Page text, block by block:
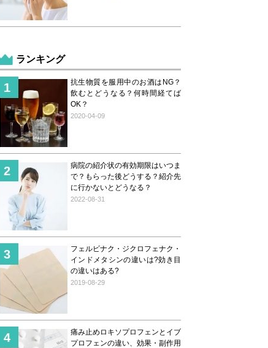
ランキング
抗生物質を服用中のお酒はNG？
飲むとどうなる？何時間経てば
OK？
2020-04-09
病院の紹介状の有効期限はいつま
で？もらった後どうする？紹介先
に行かないとどうなる？
2022-08-31
フェルビナク・ジクロフェナク・
インドメタシンの違いは?効き目
の違いはある?
2019-08-29
痛み止めロキソプロフェンとイブ
プロフェンの違い、効果・副作用